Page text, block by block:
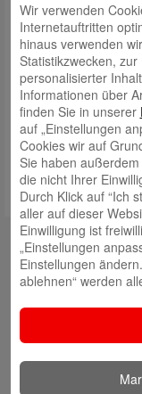
Name*
E-Mail *
Website
Meinen Namen,
diesem Browser für
Kontakt
mail@sparkasse-
Auch per WhatsApp
Neueste
Wir verwenden
Internetauftritten
hinaus verwenden
Statistikzwecken,
personalisierter
Informationen über
finden Sie in unserer
auf „Einstellungen
Cookies wir auf
Sie haben
die nicht Ihrer
Durch Klick auf “Ich
aller auf dieser
Einwilligung ist
„Einstellungen
Einstellungen
ablehnen“ werden